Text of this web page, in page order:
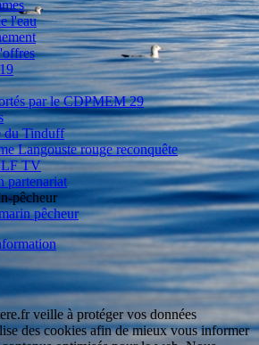
l'eau
par le CDPMEM 29
du Tinduff
Langouste rouge reconquête
TV
partenariat
pêcheur
pêcheur
veille à protéger vos données
des cookies afin de mieux vous informer